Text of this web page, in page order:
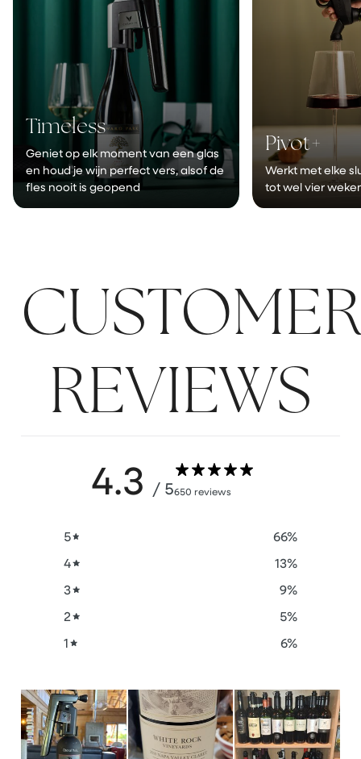
Timeless
Geniet op elk moment van een glas
en houd je wijn perfect vers, alsof de
fles nooit is geopend
Pivot+
Werkt met elke
tot wel vier
CUSTOMER
REVIEWS
4.3 / 5650 reviews
5 66%
4
13%
3
9%
2
5%
1
6%